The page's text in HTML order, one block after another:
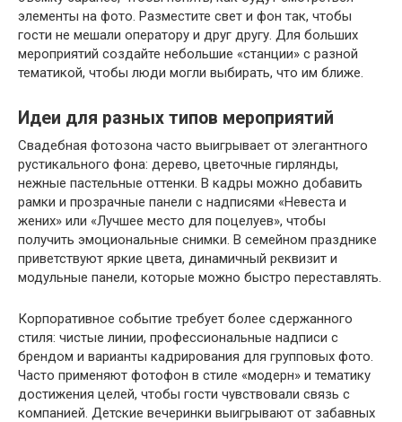
элементы на фото. Разместите свет и фон так, чтобы
гости не мешали оператору и друг другу. Для больших
мероприятий создайте небольшие «станции» с разной
тематикой, чтобы люди могли выбирать, что им ближе.
Идеи для разных типов мероприятий
Свадебная фотозона часто выигрывает от элегантного
рустикального фона: дерево, цветочные гирлянды,
нежные пастельные оттенки. В кадры можно добавить
рамки и прозрачные панели с надписями «Невеста и
жених» или «Лучшее место для поцелуев», чтобы
получить эмоциональные снимки. В семейном празднике
приветствуют яркие цвета, динамичный реквизит и
модульные панели, которые можно быстро переставлять.
Корпоративное событие требует более сдержанного
стиля: чистые линии, профессиональные надписи с
брендом и варианты кадрирования для групповых фото.
Часто применяют фотофон в стиле «модерн» и тематику
достижения целей, чтобы гости чувствовали связь с
компанией. Детские вечеринки выигрывают от забавных